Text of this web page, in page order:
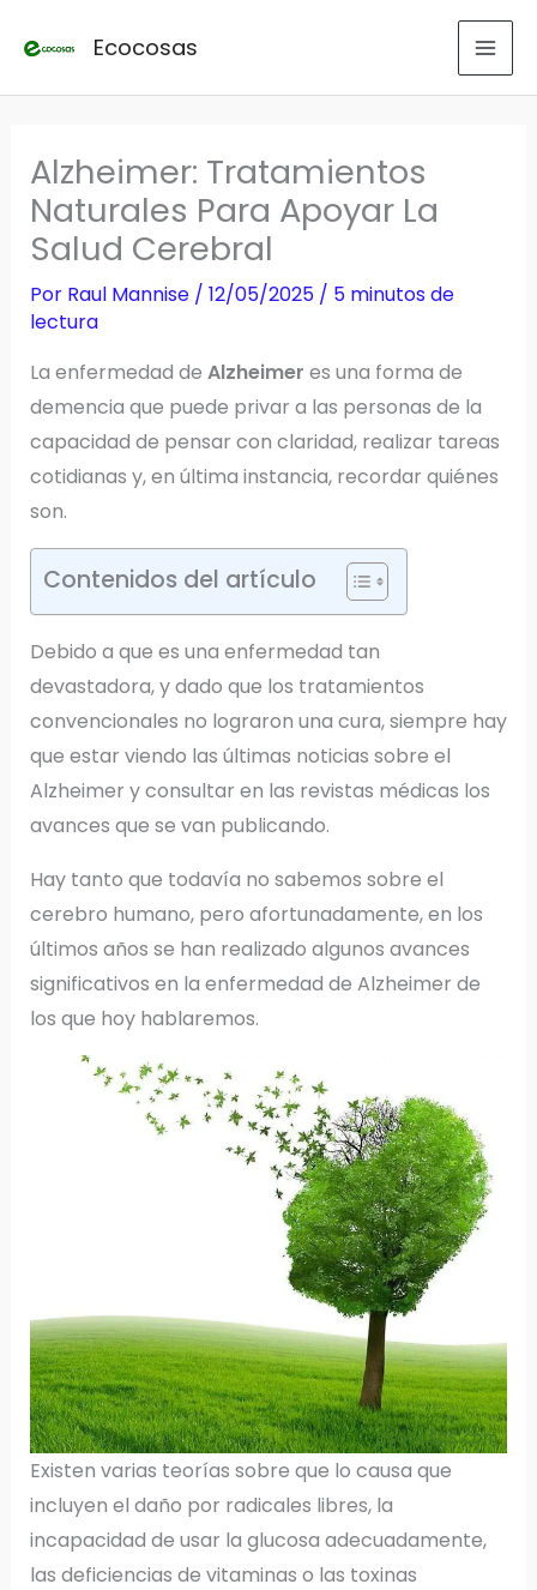
Ecocosas
Alzheimer: Tratamientos
Naturales Para Apoyar La
Salud Cerebral
Por Raul Mannise / 12/05/2025 / 5 minutos de
lectura
La enfermedad de Alzheimer es una forma de
demencia que puede privar a las personas de la
capacidad de pensar con claridad, realizar tareas
cotidianas y, en última instancia, recordar quiénes
son.
Contenidos del artículo
Debido a que es una enfermedad tan
devastadora, y dado que los tratamientos
convencionales no lograron una cura, siempre hay
que estar viendo las últimas noticias sobre el
Alzheimer y consultar en las revistas médicas los
avances que se van publicando.
Hay tanto que todavía no sabemos sobre el
cerebro humano, pero afortunadamente, en los
últimos años se han realizado algunos avances
significativos en la enfermedad de Alzheimer de
los que hoy hablaremos.
Existen varias teorías sobre que lo causa que
incluyen el daño por radicales libres, la
incapacidad de usar la glucosa adecuadamente,
las deficiencias de vitaminas o las toxinas